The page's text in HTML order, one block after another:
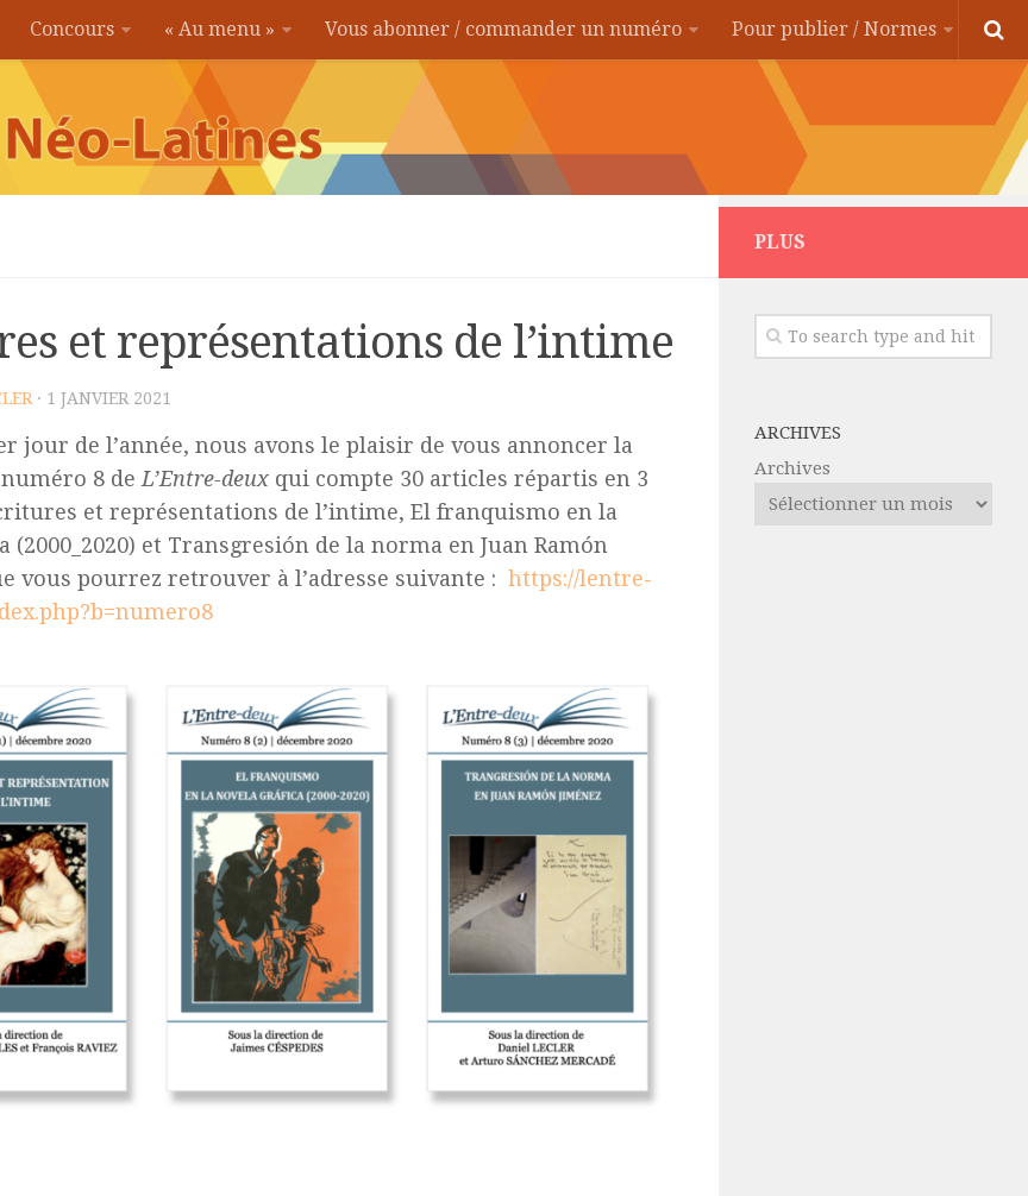
Concours « Au menu » Vous abonner / commander un numéro Pour publier / Normes
et représentations de l’intime
· 1 JANVIER 2021
jour de l’année, nous avons le plaisir de vous annoncer la
8 de L’Entre-deux qui compte 30 articles répartis en 3
et représentations de l’intime, El franquismo en la
(2000_2020) et Transgresión de la norma en Juan Ramón
vous pourrez retrouver à l’adresse suivante : https://lentre-
PLUS
ARCHIVES
Archives